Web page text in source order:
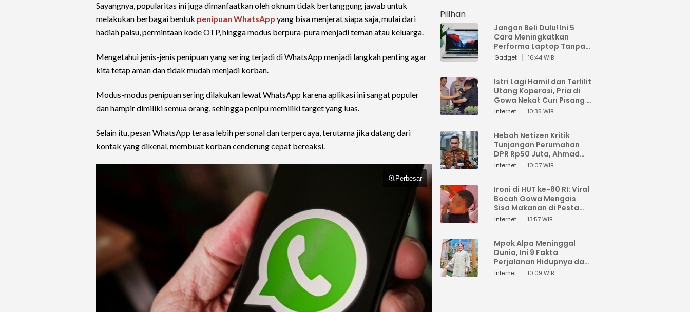
Sayangnya, popularitas ini juga dimanfaatkan oleh oknum tidak bertanggung jawab untuk
melakukan berbagai bentuk penipuan WhatsApp yang bisa menjerat siapa saja, mulai dari
hadiah palsu, permintaan kode OTP, hingga modus berpura-pura menjadi teman atau keluarga.
Mengetahui jenis-jenis penipuan yang sering terjadi di WhatsApp menjadi langkah penting agar
kita tetap aman dan tidak mudah menjadi korban.
Modus-modus penipuan sering dilakukan lewat WhatsApp karena aplikasi ini sangat populer
dan hampir dimiliki semua orang, sehingga penipu memiliki target yang luas.
Selain itu, pesan WhatsApp terasa lebih personal dan terpercaya, terutama jika datang dari
kontak yang dikenal, membuat korban cenderung cepat bereaksi.
Perbesar
Pilihan
Jangan Beli Dulu! Ini 5
Cara Meningkatkan
Performa Laptop Tanpa
Harus Beli Baru
Gadget 16:44 WIB
Istri Lagi Hamil dan Terlilit
Utang Koperasi, Pria di
Gowa Nekat Curi Pisang 4
Tandan Milik Tetangga,
Internet 10:35 WIB
Heboh Netizen Kritik
Tunjangan Perumahan
DPR Rp50 Juta, Ahmad
Sahroni: Enggak Senang
Internet 10:07 WIB
Ironi di HUT ke-80 RI: Viral
Bocah Gowa Mengais
Sisa Makanan di Pesta
Kemerdekaan
Internet 13:57 WIB
Mpok Alpa Meninggal
Dunia, Ini 9 Fakta
Perjalanan Hidupnya dari
Viral hingga Puncak
Internet 10:09 WIB